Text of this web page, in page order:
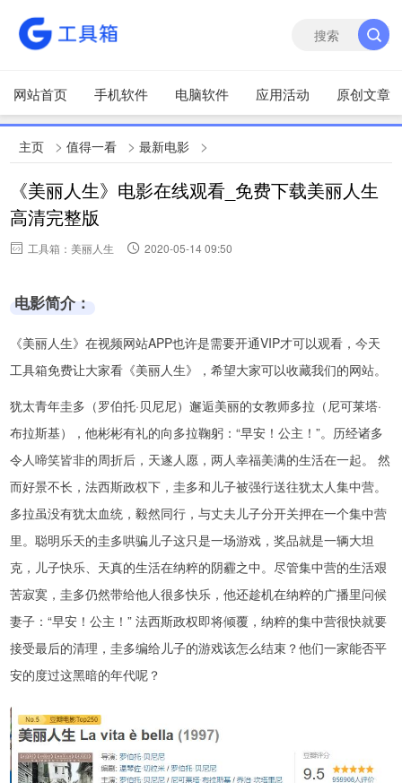
网站首页 手机软件 电脑软件 应用活动 原创文章
主页 >值得一看 >最新电影 >
《美丽人生》电影在线观看_免费下载美丽人生
高清完整版
工具箱：美丽人生 2020-05-14 09:50
电影简介：
《美丽人生》在视频网站APP也许是需要开通VIP才可以观看，今天
工具箱免费让大家看《美丽人生》，希望大家可以收藏我们的网站。
犹太青年圭多（罗伯托·贝尼尼）邂逅美丽的女教师多拉（尼可莱塔·
布拉斯基），他彬彬有礼的向多拉鞠躬：“早安！公主！”。历经诸多
令人啼笑皆非的周折后，天遂人愿，两人幸福美满的生活在一起。 然
而好景不长，法西斯政权下，圭多和儿子被强行送往犹太人集中营。
多拉虽没有犹太血统，毅然同行，与丈夫儿子分开关押在一个集中营
里。聪明乐天的圭多哄骗儿子这只是一场游戏，奖品就是一辆大坦
克，儿子快乐、天真的生活在纳粹的阴霾之中。尽管集中营的生活艰
苦寂寞，圭多仍然带给他人很多快乐，他还趁机在纳粹的广播里问候
妻子：“早安！公主！” 法西斯政权即将倾覆，纳粹的集中营很快就要
接受最后的清理，圭多编给儿子的游戏该怎么结束？他们一家能否平
安的度过这黑暗的年代呢？